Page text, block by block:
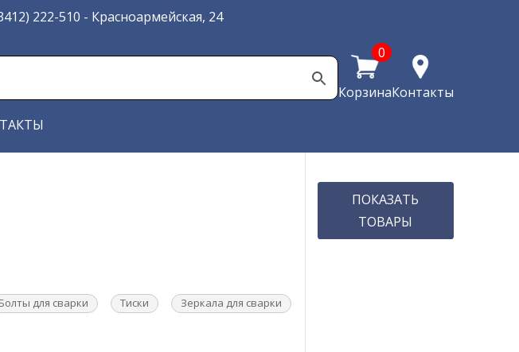
222-510 - Красноармейская, 24
Корзина
0
Контакты
Болты для сварки Тиски
Зеркала для сварки
ПОКАЗАТЬ
ТОВАРЫ